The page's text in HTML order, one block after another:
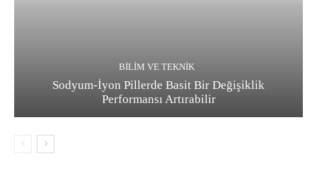
BILIM VE TEKNIK
Sodyum-İyon Pillerde Basit Bir Değişiklik
Performansı Artırabilir